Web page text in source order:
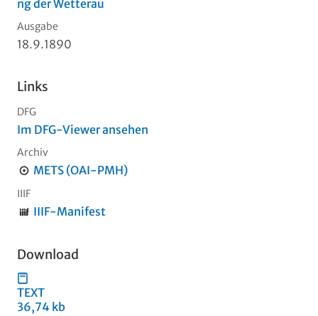
ng der Wetterau
Ausgabe
18.9.1890
Links
DFG
Im DFG-Viewer ansehen
Archiv
METS (OAI-PMH)
IIIF
IIIF-Manifest
Download
TEXT
36,74 kb